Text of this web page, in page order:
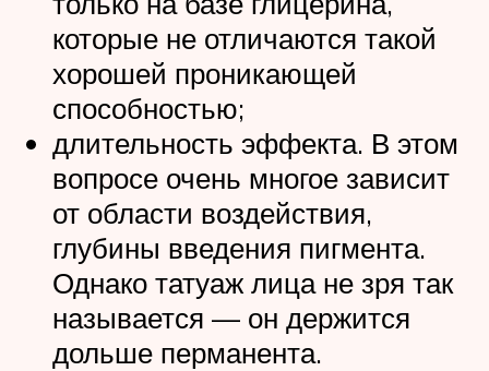
которые не отличаются такой
хорошей проникающей
способностью;
длительность эффекта. В этом
вопросе очень многое зависит
от области воздействия,
глубины введения пигмента.
Однако татуаж лица не зря так
называется — он держится
дольше перманента.